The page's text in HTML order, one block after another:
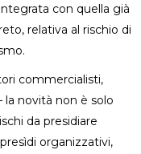
con quella già
relativa al rischio di
commercialisti,
la novità non è solo
da presidiare
organizzativi,